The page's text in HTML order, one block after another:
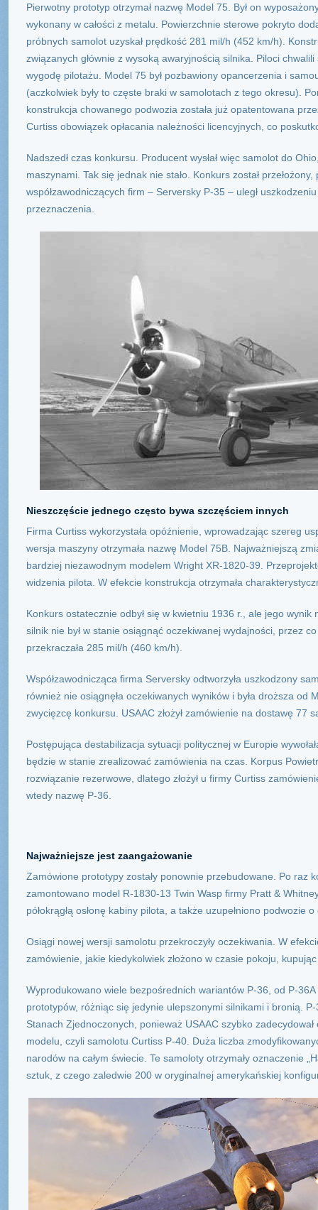
Pierwotny prototyp otrzymał nazwę Model 75. Był on
wykonany w całości z metalu. Powierzchnie sterowe pokryto
próbnych samolot uzyskał prędkość 281 mil/h (452 km/h).
związanych głównie z wysoką awaryjnością silnika. Piloci
wygodę pilotażu. Model 75 był pozbawiony opancerzenia i
(aczkolwiek były to częste braki w samolotach z tego okresu).
konstrukcja chowanego podwozia została już opatentowana
Curtiss obowiązek opłacania należności licencyjnych, co
Nadszedł czas konkursu. Producent wysłał więc samolot do
maszynami. Tak się jednak nie stało. Konkurs został
współzawodniczących firm – Serversky P-35 – uległ
przeznaczenia.
Nieszczęście jednego często bywa szczęściem innych
Firma Curtiss wykorzystała opóźnienie, wprowadzając szereg
wersja maszyny otrzymała nazwę Model 75B. Najważniejszą
bardziej niezawodnym modelem Wright XR-1820-39.
widzenia pilota. W efekcie konstrukcja otrzymała
Konkurs ostatecznie odbył się w kwietniu 1936 r., ale jego wynik
silnik nie był w stanie osiągnąć oczekiwanej wydajności, przez
przekraczała 285 mil/h (460 km/h).
Współzawodnicząca firma Serversky odtworzyła uszkodzony
również nie osiągnęła oczekiwanych wyników i była droższa od
zwycięzcę konkursu. USAAC złożył zamówienie na dostawę 77
Postępująca destabilizacja sytuacji politycznej w Europie
będzie w stanie zrealizować zamówienia na czas. Korpus
rozwiązanie rezerwowe, dlatego złożył u firmy Curtiss
wtedy nazwę P-36.
Najważniejsze jest zaangażowanie
Zamówione prototypy zostały ponownie przebudowane. Po raz
zamontowano model R-1830-13 Twin Wasp firmy Pratt &
półokrągłą osłonę kabiny pilota, a także uzupełniono podwozie
Osiągi nowej wersji samolotu przekroczyły oczekiwania. W
zamówienie, jakie kiedykolwiek złożono w czasie pokoju,
Wyprodukowano wiele bezpośrednich wariantów P-36, od P-
prototypów, różniąc się jedynie ulepszonymi silnikami i bronią.
Stanach Zjednoczonych, ponieważ USAAC szybko
modelu, czyli samolotu Curtiss P-40. Duża liczba
narodów na całym świecie. Te samoloty otrzymały oznaczenie
sztuk, z czego zaledwie 200 w oryginalnej amerykańskiej